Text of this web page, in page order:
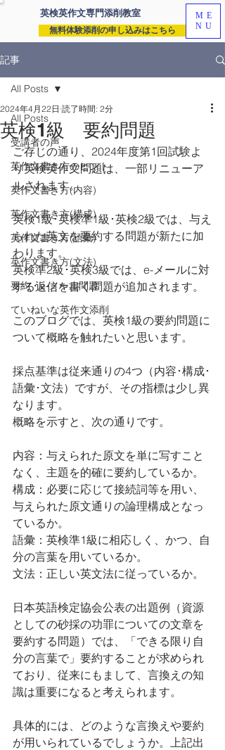
英検英作文専門添削教室
無料体験添削の申し込みはこちら
ME
NU
記事
All Posts
受講者の声
英作文書き方のヒント
英作文書き方(内容)
英作文書き方(構成)
英作文書き方(語彙)
英作文書き方(文法)
要約・e-メール問題
ていねいな英作文添削
All Posts
英検1級 要約問題
2024年4月22日 読了時間: 2分
ご存じの通り、2024年度第1回試験よ
り英検英作文問題は、一部リニューア
ルされます。
英検1級･英検準1級･英検2級では、与え
られた英文を要約する問題が新たに加
わります。
英検準2級･英検3級では、e-メールに対
する返信を書く問題が追加されます。
このブログでは、英検1級の要約問題に
ついて概略を触れたいと思います。
採点基準は従来通りの4つ（内容･構成･
語彙･文法）ですが、その指標は少し異
なります。
概略を示すと、次の通りです。
内容：与えられた原文を単に写すこと
なく、主題を的確に要約しているか。
構成：必要に応じて接続詞等を用い、
与えられた原文通りの論理構成となっ
ているか。
語彙：英検準1級に相応しく、かつ、自
分の言葉を用いているか。
文法：正しい英文法に従っているか。
日本英語検定協会公表の出題例（資源
としての砂採の功罪についての文章を
要約する問題）では、「できる限り自
分の言葉で」要約することが求められ
ており、従来にもまして、言換えの知
識は重要になると考えられます。
具体的には、どのような言換えや要約
が用いられているでしょうか。上記出